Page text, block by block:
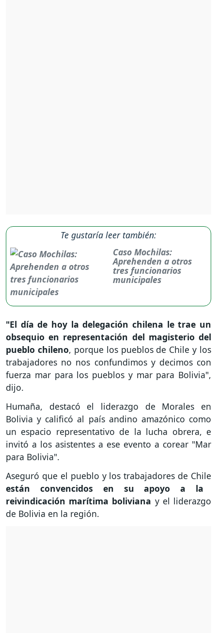
Te gustaría leer también:
Caso Mochilas:
Aprehenden a otros
tres funcionarios
municipales
"El día de hoy la delegación chilena le trae un
obsequio en representación del magisterio del
pueblo chileno, porque los pueblos de Chile y los
trabajadores no nos confundimos y decimos con
fuerza mar para los pueblos y mar para Bolivia",
dijo.
Humaña, destacó el liderazgo de Morales en
Bolivia y calificó al país andino amazónico como
un espacio representativo de la lucha obrera, e
invitó a los asistentes a ese evento a corear "Mar
para Bolivia".
Aseguró que el pueblo y los trabajadores de Chile
están convencidos en su apoyo a la
reivindicación marítima boliviana y el liderazgo
de Bolivia en la región.